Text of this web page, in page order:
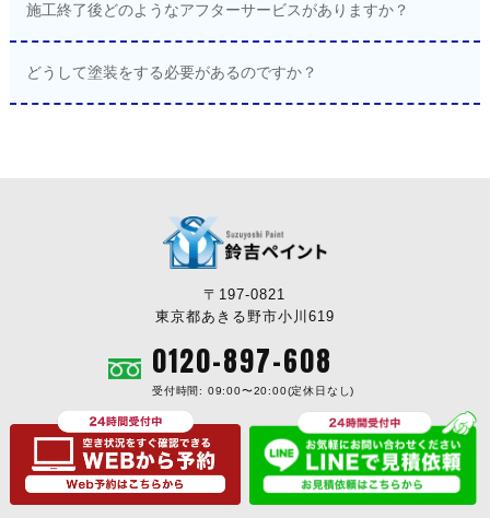
施工終了後どのようなアフターサービスがありますか？
どうして塗装をする必要があるのですか？
〒197-0821
東京都あきる野市小川619
0120-897-608
受付時間: 09:00〜20:00(定休日なし)